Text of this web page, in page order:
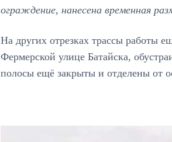
ограждение, нанесена временная
На других отрезках трассы работы
Фермерской улице Батайска,
полосы ещё закрыты и отделены от